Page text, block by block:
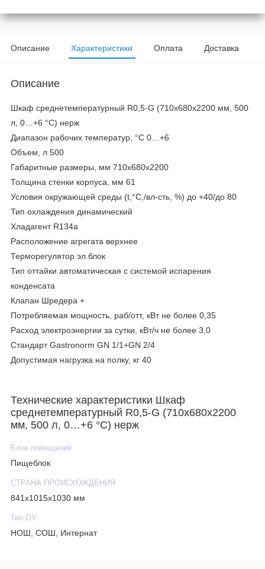
Описание Характеристики Оплата Доставка
Описание
Шкаф среднетемпературный R0,5-G (710х680х2200 мм, 500
л, 0…+6 °C) нерж
Диапазон рабочих температур, °C 0…+6
Объем, л 500
Габаритные размеры, мм 710х680х2200
Толщина стенки корпуса, мм 61
Условия окружающей среды (t,°C,/вл-сть, %) до +40/до 80
Тип охлаждения динамический
Хладагент R134a
Расположение агрегата верхнее
Терморегулятор эл.блок
Тип оттайки автоматическая с системой испарения
конденсата
Клапан Шредера +
Потребляемая мощность, раб/отт, кВт не более 0,35
Расход электроэнергии за сутки, кВт/ч не более 3,0
Стандарт Gastronorm GN 1/1+GN 2/4
Допустимая нагрузка на полку, кг 40
Подсветка +
Замок +
Логистическая информация:
Вес нетто, кг 95
Вес брутто, кг 115
Размеры в упаковке, мм 790х740х2290
Технические характеристики Шкаф
среднетемпературный R0,5-G (710х680х2200
мм, 500 л, 0…+6 °C) нерж
Блок помещений
Пищеблок
СТРАНА ПРОИСХОЖДЕНИЯ
841х1015х1030 мм
Тип ОУ
НОШ, СОШ, Интернат